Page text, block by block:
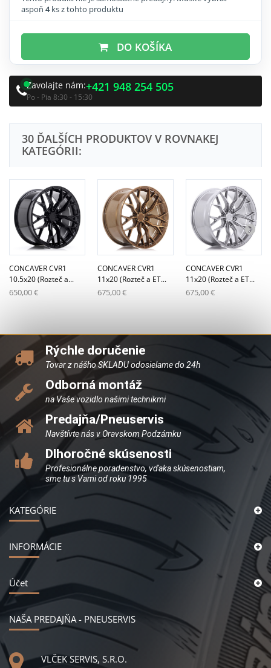
aspoň 4ks z tohto produktu
DO KOŠÍKA
Zavolajte nám:+421 948 254 505
Po - Pia 8:30 - 15:30
30 ĎALŠÍCH PRODUKTOV V ROVNAKEJ
KATEGÓRII:
CONCAVER CVR1
10.5x20 (Rozteč a...
650,00 €
CONCAVER CVR1
11x20 (Rozteč a ET...
675,00 €
CONCAVER CVR1
11x20 (Rozteč a ET...
675,00 €
Rýchle doručenie
Tovar z nášho SKLADU odosielame do 24h
Odborná montáž
na Vaše vozidlo našimi technikmi
Predajňa/Pneuservis
Navštívte nás v Oravskom Podzámku
Dlhoročné skúsenosti
Profesionálne poradenstvo, vďaka skúsenostiam,
sme tu s Vami od roku 1995
KATEGÓRIE
INFORMÁCIE
Účet
NAŠA PREDAJŇA - PNEUSERVIS
VLČEK SERVIS, S.R.O.